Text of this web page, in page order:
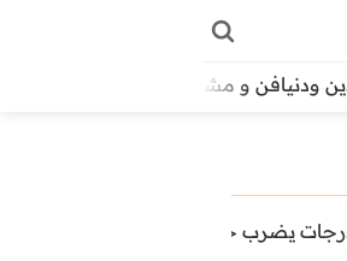
ودنيافن و مشاهير